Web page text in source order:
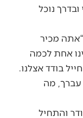
נוכל
מכיר
אחת לכמה
בודד אצלנו.
עברך, מה
והתחיל